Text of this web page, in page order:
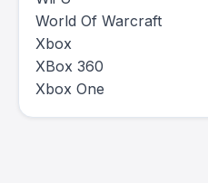
World Of Warcraft
Xbox
XBox 360
Xbox One